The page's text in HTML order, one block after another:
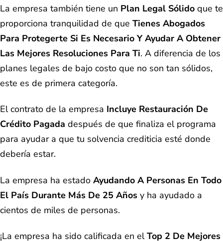
La empresa también tiene un Plan Legal Sólido que te
proporciona tranquilidad de que Tienes Abogados
Para Protegerte Si Es Necesario Y Ayudar A Obtener
Las Mejores Resoluciones Para Ti. A diferencia de los
planes legales de bajo costo que no son tan sólidos,
este es de primera categoría.
El contrato de la empresa Incluye Restauración De
Crédito Pagada después de que finaliza el programa
para ayudar a que tu solvencia crediticia esté donde
debería estar.
La empresa ha estado Ayudando A Personas En Todo
El País Durante Más De 25 Años y ha ayudado a
cientos de miles de personas.
¡La empresa ha sido calificada en elTop 2 De Mejores